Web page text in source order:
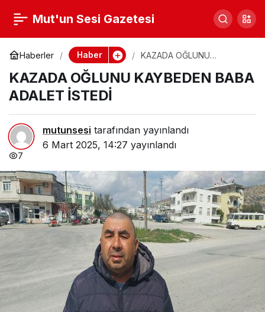
Mut'un Sesi Gazetesi
Haberler Haber
KAZADA OĞLUNU
İSTEDİ
KAZADA OĞLUNU KAYBEDEN BABA
ADALET İSTEDİ
mutunsesi tarafından yayınlandı
6 Mart 2025, 14:27 yayınlandı
7
MART AYI KOLOREKTAL
(KALIN BAĞIRSAK)
KANSER FARKINDALIK
AYI
0 Paylaş